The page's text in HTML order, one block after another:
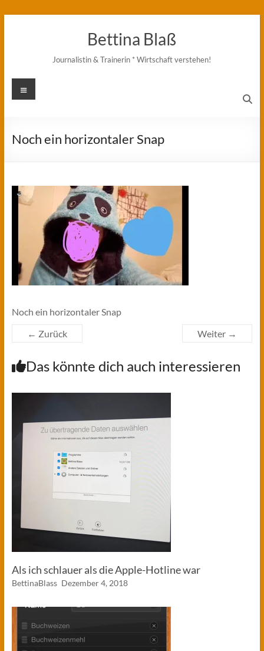
Bettina Blaß
Journalistin & Trainerin * Wirtschaft verstehen!
Menü
Noch ein horizontaler Snap
Noch ein horizontaler Snap
← Zurück
Weiter →
Das könnte dich auch interessieren
Als ich schlauer als die Apple-Hotline war
BettinaBlass Dezember 4, 2018